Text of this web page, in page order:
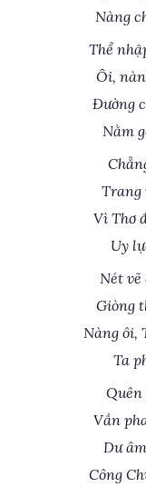
Nàng
Thể
Ôi,
Đường
Nằm
Trang
Vì Thơ
Uy
Nét vẽ
Giòng
Nàng ôi,
Ta
Quên
Vần
Dư
Công